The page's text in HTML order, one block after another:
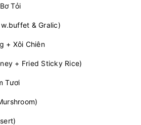
Tỏi
& Gralic)
+ Xôi Chiên
+ Fried Sticky Rice)
Tươi